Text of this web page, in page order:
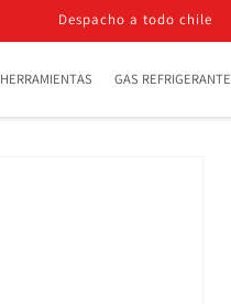
Despacho a todo chile
HERRAMIENTAS GAS REFRIGERANTE